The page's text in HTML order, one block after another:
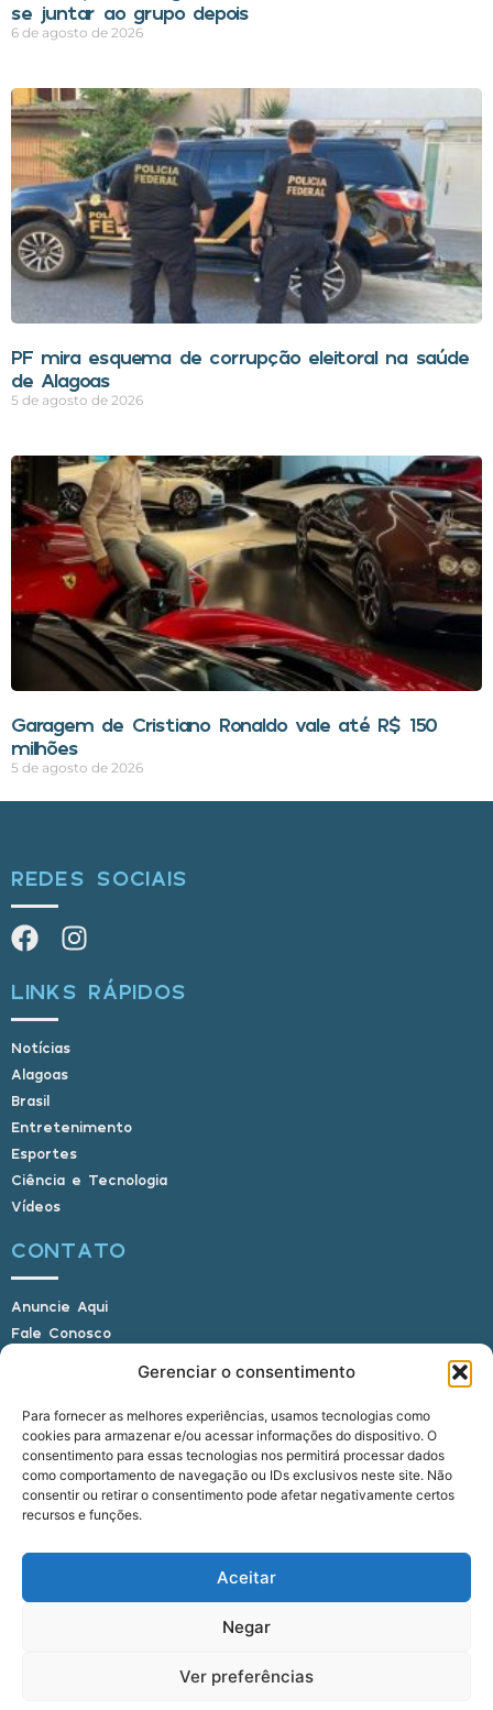
Gerenciar o consentimento
Para fornecer as melhores experiências, usamos tecnologias como
cookies para armazenar e/ou acessar informações do dispositivo. O
consentimento para essas tecnologias nos permitirá processar dados
como comportamento de navegação ou IDs exclusivos neste site. Não
consentir ou retirar o consentimento pode afetar negativamente certos
recursos e funções.
Aceitar
Negar
Ver preferências
se juntar ao grupo depois
6 de agosto de 2026
PF mira esquema de corrupção eleitoral na saúde
de Alagoas
5 de agosto de 2026
Garagem de Cristiano Ronaldo vale até R$ 150
milhões
5 de agosto de 2026
REDES SOCIAIS
LINKS RÁPIDOS
Notícias
Alagoas
Brasil
Entretenimento
Esportes
Ciência e Tecnologia
Vídeos
CONTATO
Anuncie Aqui
Fale Conosco
E-mail: alagoasbrasilnoticias@gmail.com
Telefone: (82) 9 9691-0391 (Whatsapp)
Responsável Técnico: Crysthyan Carlos
Rua do Sau - Centro - Anadia - AL - CEP:
© 2022 - 2026 Alagoas Brasil Notícias. Todos os
direitos reservados.
fiveagência